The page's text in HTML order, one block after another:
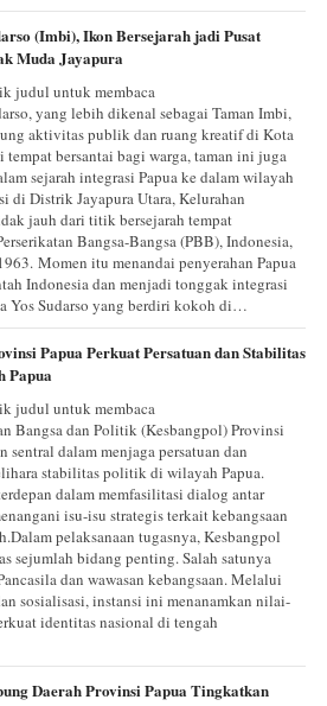
(Imbi), Ikon Bersejarah jadi Pusat
Muda Jayapura
judul untuk membaca
yang lebih dikenal sebagai Taman Imbi,
aktivitas publik dan ruang kreatif di Kota
tempat bersantai bagi warga, taman ini juga
sejarah integrasi Papua ke dalam wilayah
di Distrik Jayapura Utara, Kelurahan
jauh dari titik bersejarah tempat
Bangsa-Bangsa (PBB), Indonesia,
Momen itu menandai penyerahan Papua
Indonesia dan menjadi tonggak integrasi
Yos Sudarso yang berdiri kokoh di…
Papua Perkuat Persatuan dan Stabilitas
Papua
judul untuk membaca
Bangsa dan Politik (Kesbangpol) Provinsi
sentral dalam menjaga persatuan dan
stabilitas politik di wilayah Papua.
dalam memfasilitasi dialog antar
isu-isu strategis terkait kebangsaan
pelaksanaan tugasnya, Kesbangpol
sejumlah bidang penting. Salah satunya
dan wawasan kebangsaan. Melalui
sosialisasi, instansi ini menanamkan nilai-
identitas nasional di tengah
Daerah Provinsi Papua Tingkatkan